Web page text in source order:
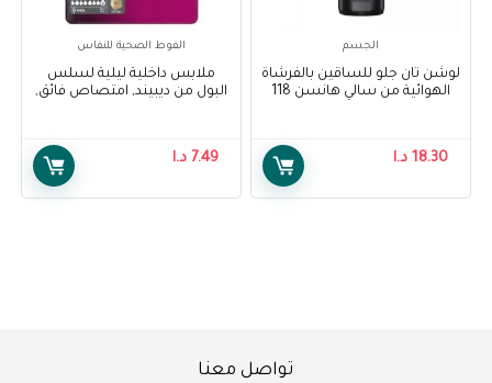
الجسم
لوشن تان جلو للساقين بالفرشاة
الهوائية من سالي هانسن 118
18.30 د.ا
الفوط الصحية للنفاس
ملابس داخلية ليلية لسلس
البول من ديبيند, امتصاص فائق,
7.49 د.ا
تواصل معنا